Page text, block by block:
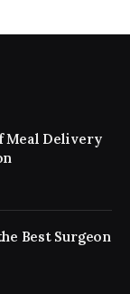
Meal Delivery
Best Surgeon